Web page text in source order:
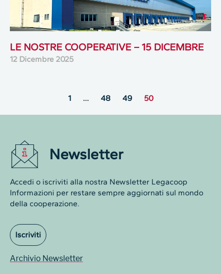
LE NOSTRE COOPERATIVE – 15 DICEMBRE
12 Dicembre 2025
1 … 48 49 50
Newsletter
Accedi o iscriviti alla nostra Newsletter Legacoop
Informazioni per restare sempre aggiornati sul mondo
della cooperazione.
Iscriviti
Archivio Newsletter